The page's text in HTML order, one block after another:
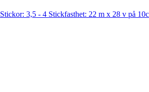
3,5 - 4 Stickfasthet: 22 m x 28 v på